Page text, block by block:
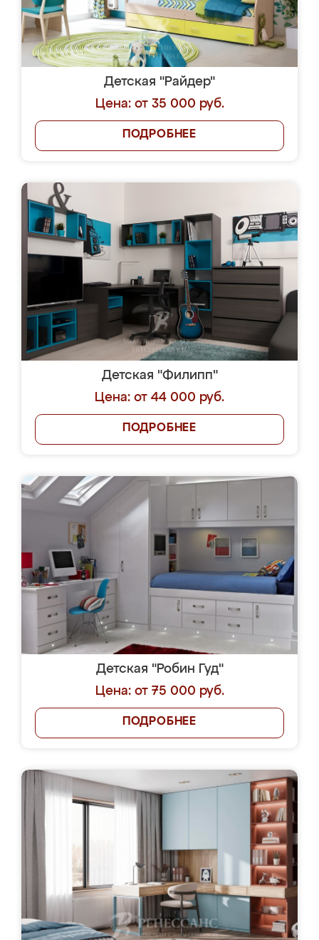
Детская "Райдер"
Цена: от 35 000 руб.
ПОДРОБНЕЕ
Детская "Филипп"
Цена: от 44 000 руб.
ПОДРОБНЕЕ
Детская "Робин Гуд"
Цена: от 75 000 руб.
ПОДРОБНЕЕ